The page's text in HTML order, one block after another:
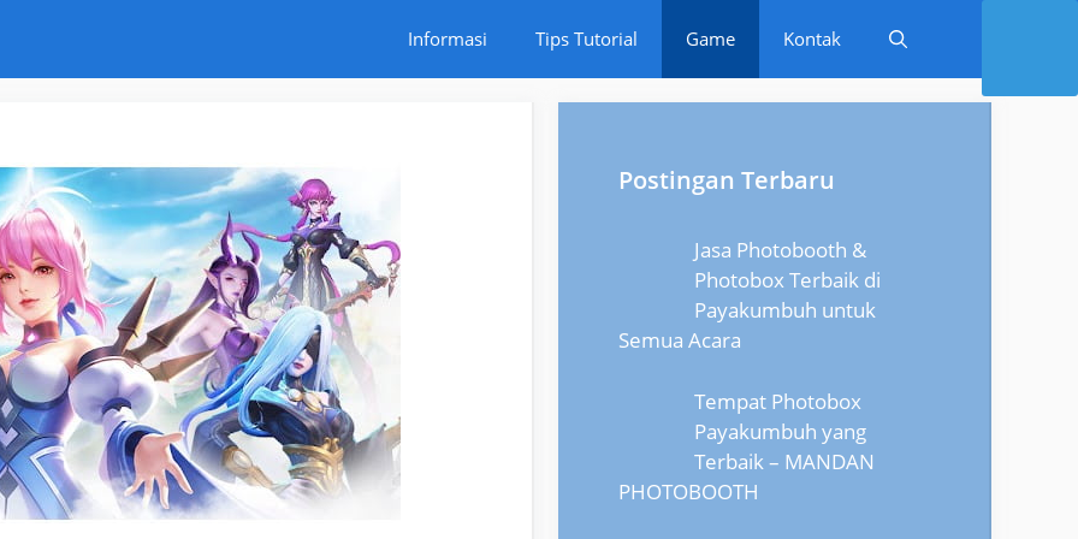
Informasi Tips Tutorial Game Kontak
Postingan Terbaru
Jasa Photobooth &
Photobox Terbaik di
Payakumbuh untuk
Semua Acara
Tempat Photobox
Payakumbuh yang
Terbaik – MANDAN
PHOTOBOOTH